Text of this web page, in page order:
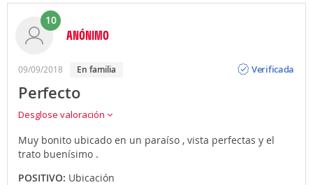
10
ANÓNIMO
09/09/2018 en familia
Verificada
Perfecto
Desglose valoración
Muy bonito ubicado en un paraíso , vista perfectas y el
trato buenísimo .
POSITIVO: Ubicación